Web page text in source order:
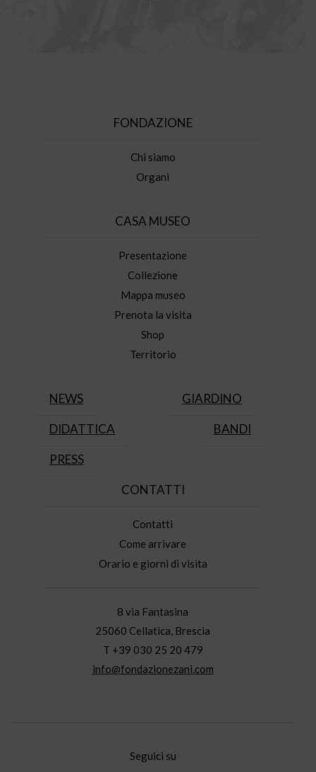
FONDAZIONE
Chi siamo
Organi
CASA MUSEO
Presentazione
Collezione
Mappa museo
Prenota la visita
Shop
Territorio
NEWS GIARDINO
DIDATTICA BANDI
PRESS
CONTATTI
Contatti
Come arrivare
Orario e giorni di visita
8 via Fantasina
25060 Cellatica, Brescia
T +39 030 25 20 479
info@fondazionezani.com
Seguici su